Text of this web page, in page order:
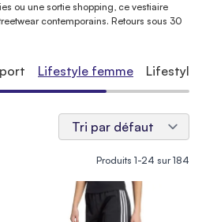
ou une sortie shopping, ce vestiaire
contemporains. Retours sous 30
Produits 1-24 sur184
Lifestyle femme Lifestyle